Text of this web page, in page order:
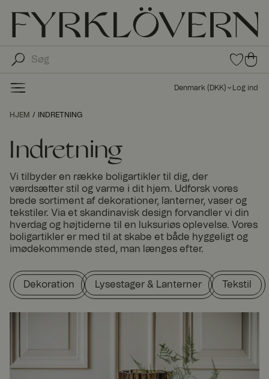
0
var
fav
0
var
er i
Denmark ( DKK) Log ind
HJEM INDRETNING
Indretning
Vi tilbyder en række boligartikler til dig, der
værdsætter stil og varme i dit hjem. Udforsk vores
brede sortiment af dekorationer, lanterner, vaser og
tekstiler. Via et skandinavisk design forvandler vi din
hverdag og højtiderne til en luksuriøs oplevelse. Vores
boligartikler er med til at skabe et både hyggeligt og
imødekommende sted, man længes efter.
Dekoration Lysestager & Lanterner Tekstil